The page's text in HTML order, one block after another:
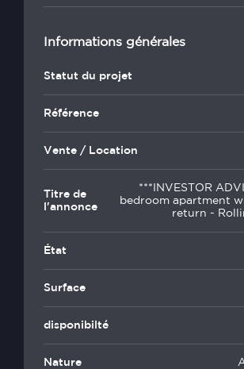
Informations générales
Statut du projet
Référence
Vente / Location
Titre de
l'annonce
***INVESTOR
bedroom apartment
return -
État
Surface
disponibilté
Nature